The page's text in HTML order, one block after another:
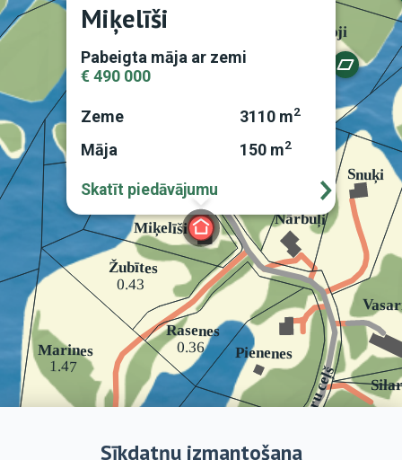
Miķelīši
Pabeigta māja ar zemi
€ 490 000
Zeme 3110 m2
Māja 150 m2
Skatīt piedāvājumu
Sīkdatņu izmantošana